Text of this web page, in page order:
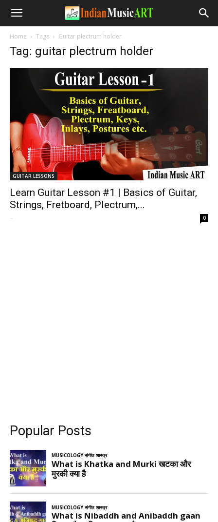
Home Tags Guitar plectrum holder
Tag: guitar plectrum holder
GUITAR LESSONS
Learn Guitar Lesson #1 | Basics of Guitar,
Strings, Fretboard, Plectrum,...
- 0
Popular Posts